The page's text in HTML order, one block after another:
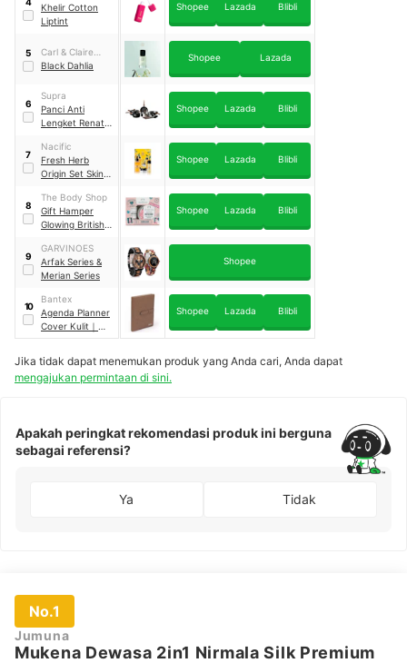
Khelir Cotton
Liptint
Shopee Lazada Blibli
5
Carl & Claire
Perfumery
Black Dahlia
Shopee Lazada
6
Supra
Panci Anti
Lengket Renatta
Signature 9 Pc
Marble Coated
Shopee Lazada Blibli
7
Nacific
Fresh Herb
Origin Set Skin
Shopee Lazada Blibli
8
The Body Shop
Gift Hamper
Glowing British
Kit
Shopee Lazada Blibli
9
GARVINOES
Arfak Series &
Merian Series
Shopee
10
Bantex
Agenda Planner
Cover Kulit ｜
7492
Shopee Lazada Blibli
Jika tidak dapat menemukan produk yang Anda cari, Anda dapat
mengajukan permintaan di sini.
Apakah peringkat rekomendasi produk ini berguna
sebagai referensi?
Ya Tidak
No.1
Jumuna
Mukena Dewasa 2in1 Nirmala Silk Premium